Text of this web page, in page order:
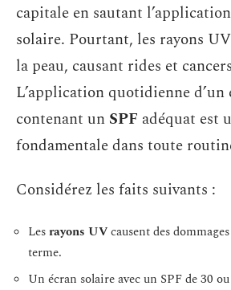
capitale en sautant
solaire. Pourtant, les rayons
la peau, causant rides et
L’application quotidienne d’un
contenant un SPF adéquat est
fondamentale dans toute
Considérez les faits suivants :
Lesrayons UVcausent des
terme.
Un écran solaire avec un SPF de 30